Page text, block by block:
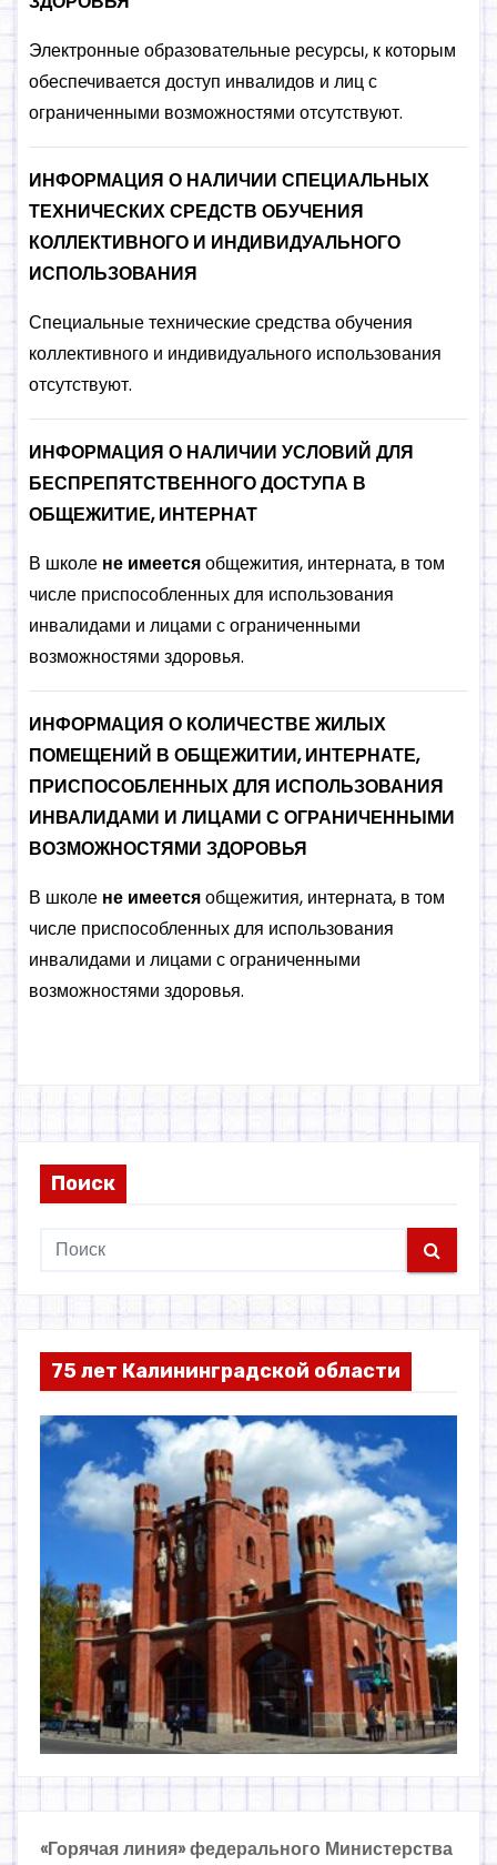
Электронные образовательные ресурсы, к которым
обеспечивается доступ инвалидов и лиц с
ограниченными возможностями отсутствуют.
ИНФОРМАЦИЯ О НАЛИЧИИ СПЕЦИАЛЬНЫХ
ТЕХНИЧЕСКИХ СРЕДСТВ ОБУЧЕНИЯ
КОЛЛЕКТИВНОГО И ИНДИВИДУАЛЬНОГО
ИСПОЛЬЗОВАНИЯ
Специальные технические средства обучения
коллективного и индивидуального использования
отсутствуют.
ИНФОРМАЦИЯ О НАЛИЧИИ УСЛОВИЙ ДЛЯ
БЕСПРЕПЯТСТВЕННОГО ДОСТУПА В
ОБЩЕЖИТИЕ, ИНТЕРНАТ
В школе не имеетсяобщежития, интерната, в том
числе приспособленных для использования
инвалидами и лицами с ограниченными
возможностями здоровья.
ИНФОРМАЦИЯ О КОЛИЧЕСТВЕ ЖИЛЫХ
ПОМЕЩЕНИЙ В ОБЩЕЖИТИИ, ИНТЕРНАТЕ,
ПРИСПОСОБЛЕННЫХ ДЛЯ ИСПОЛЬЗОВАНИЯ
ИНВАЛИДАМИ И ЛИЦАМИ С ОГРАНИЧЕННЫМИ
ВОЗМОЖНОСТЯМИ ЗДОРОВЬЯ
В школе не имеетсяобщежития, интерната, в том
числе приспособленных для использования
инвалидами и лицами с ограниченными
возможностями здоровья.
Поиск
75 лет Калининградской области
«Горячая линия» федерального Министерства